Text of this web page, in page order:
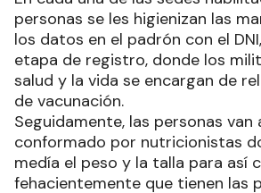
personas se les higienizan las
los datos en el padrón con el
etapa de registro, donde los
salud y la vida se encargan de
de vacunación.
Seguidamente, las personas van
conformado por nutricionistas
medía el peso y la talla para así
fehacientemente que tienen las